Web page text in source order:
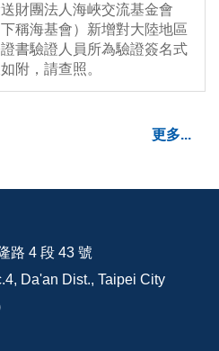
財團法人海峽交流基金會
下稱海基會）新增對大陸地區
書驗證人員所為驗證簽名式
附，請查照。
更多...
路 4 段 43 號
Da'an Dist., Taipei City